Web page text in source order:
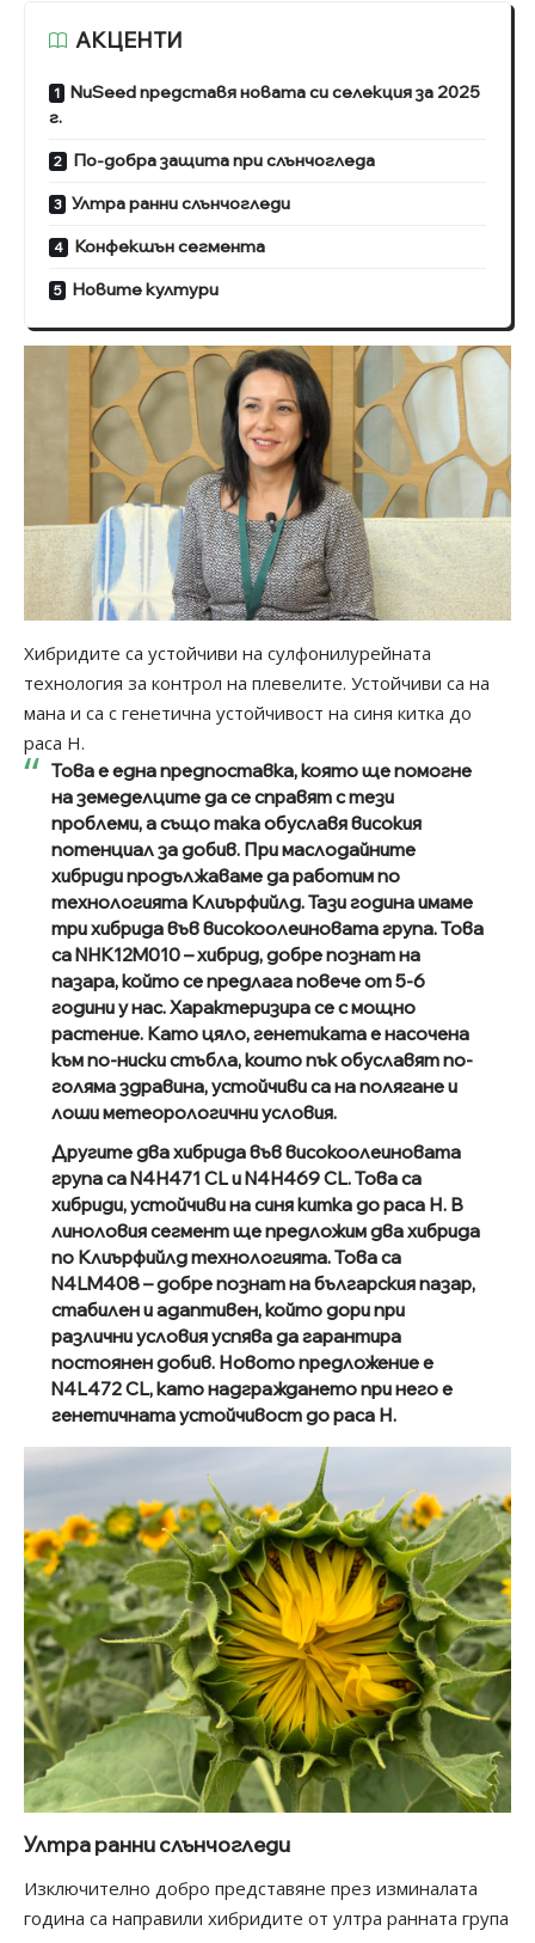
АКЦЕНТИ
NuSeed представя новата си селекция за 2025
г.
По-добра защита при слънчогледа
Ултра ранни слънчогледи
Конфекшън сегмента
Новите култури
Хибридите са устойчиви на сулфонилурейната
технология за контрол на плевелите. Устойчиви са на
мана и са с генетична устойчивост на синя китка до
раса Н.
Това е една предпоставка, която ще помогне
на земеделците да се справят с тези
проблеми, а също така обуславя високия
потенциал за добив. При маслодайните
хибриди продължаваме да работим по
технологията Клиърфийлд. Тази година имаме
три хибрида във високоолеиновата група. Това
са NHK12M010 – хибрид, добре познат на
пазара, който се предлага повече от 5-6
години у нас. Характеризира се с мощно
растение. Като цяло, генетиката е насочена
към по-ниски стъбла, които пък обуславят по-
голяма здравина, устойчиви са на полягане и
лоши метеорологични условия.
Другите два хибрида във високоолеиновата
група са N4H471 CL и N4H469 CL. Това са
хибриди, устойчиви на синя китка до раса Н. В
линоловия сегмент ще предложим два хибрида
по Клиърфийлд технологията. Това са
N4LM408 – добре познат на българския пазар,
стабилен и адаптивен, който дори при
различни условия успява да гарантира
постоянен добив. Новото предложение е
N4L472 CL, като надграждането при него е
генетичната устойчивост до раса Н.
Ултра ранни слънчогледи
Изключително добро представяне през изминалата
година са направили хибридите от ултра ранната група